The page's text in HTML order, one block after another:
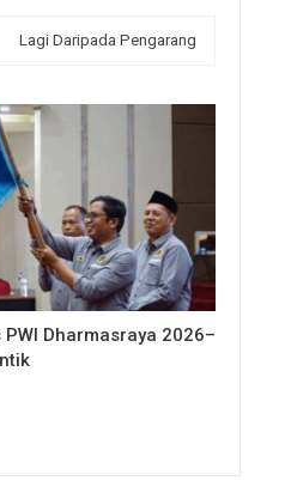
Lagi Daripada Pengarang
PWI Dharmasraya 2026–